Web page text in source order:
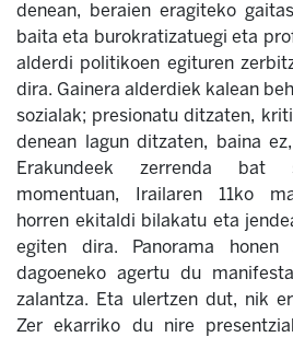
denean, beraien eragiteko
baita eta burokratizatuegi eta
alderdi politikoen egituren
dira. Gainera alderdiek kalean
sozialak; presionatu ditzaten,
denean lagun ditzaten, baina
Erakundeek zerrenda bat
momentuan, Irailaren 11ko
horren ekitaldi bilakatu eta
egiten dira. Panorama honen
dagoeneko agertu du
zalantza. Eta ulertzen dut, nik
Zer ekarriko du nire